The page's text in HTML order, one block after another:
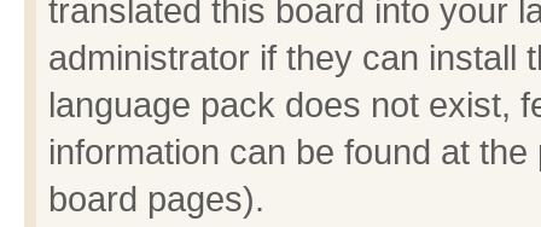
translated this board into your
administrator if they can install
language pack does not exist,
information can be found at
board pages).